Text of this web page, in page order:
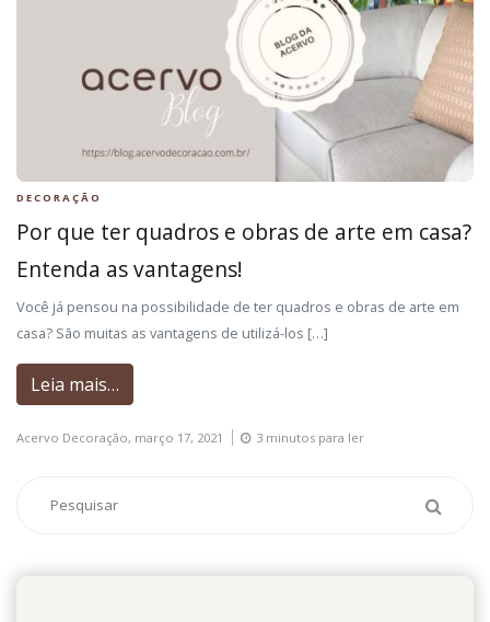
DECORAÇÃO
Por que ter quadros e obras de arte em casa?
Entenda as vantagens!
Você já pensou na possibilidade de ter quadros e obras de arte em
casa? São muitas as vantagens de utilizá-los […]
Leia mais…
Acervo Decoração, março 17, 2021 3 minutos para ler